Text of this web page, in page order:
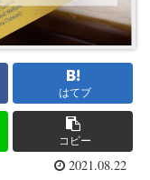
はてブ
コピー
2021.08.22